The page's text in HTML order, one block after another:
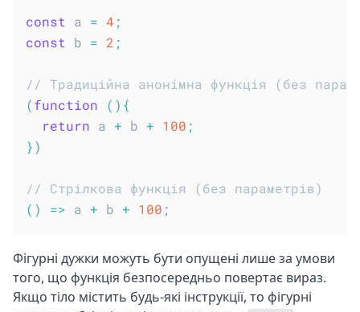
const a = 4 ;
const b = 2 ;
// Традиційна анонімна функція (без
(function ( ) {
return a + b + 100 ;
})
// Стрілкова функція (без параметрів)
( ) => a + b + 100 ;
Фігурні дужки можуть бути опущені лише за умови
того, що функція безпосередньо повертає вираз.
Якщо тіло містить будь-які інструкції, то фігурні